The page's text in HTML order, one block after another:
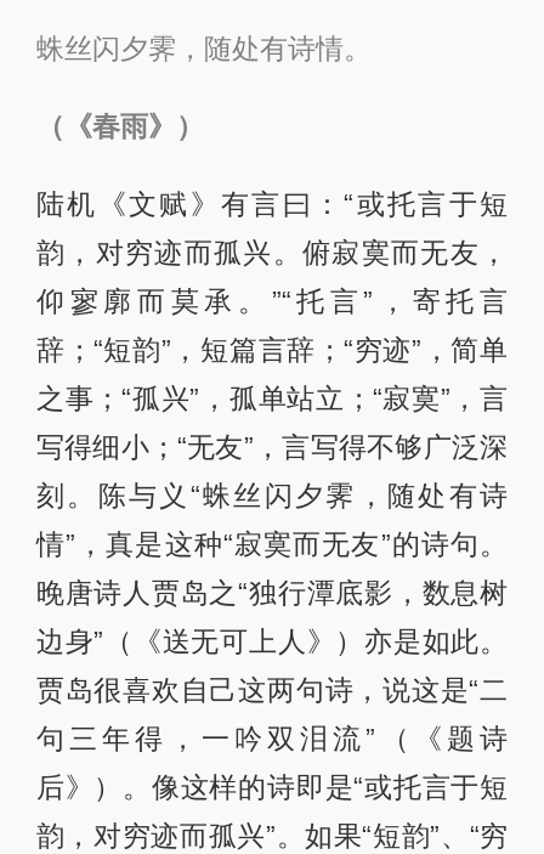
蛛丝闪夕霁，随处有诗情。
（《春雨》）
陆机《文赋》有言曰：“或托言于短
韵，对穷迹而孤兴。俯寂寞而无友，
仰寥廓而莫承。”“托言”，寄托言
辞；“短韵”，短篇言辞；“穷迹”，简单
之事；“孤兴”，孤单站立；“寂寞”，言
写得细小；“无友”，言写得不够广泛深
刻。陈与义“蛛丝闪夕霁，随处有诗
情”，真是这种“寂寞而无友”的诗句。
晚唐诗人贾岛之“独行潭底影，数息树
边身”（《送无可上人》）亦是如此。
贾岛很喜欢自己这两句诗，说这是“二
句三年得，一吟双泪流”（《题诗
后》）。像这样的诗即是“或托言于短
韵，对穷迹而孤兴”。如果“短韵”、“穷